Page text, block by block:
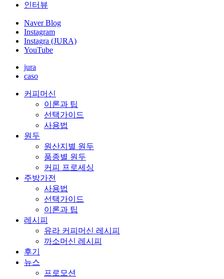
인터뷰
Naver Blog
Instagram
Instagra (JURA)
YouTube
jura
caso
커피머신
이론과 팁
선택가이드
사용법
원두
원산지별 원두
품종별 원두
커피 프로세싱
주방가전
사용법
선택가이드
이론과 팁
레시피
유라 커피머신 레시피
까소머신 레시피
후기
뉴스
프로모션